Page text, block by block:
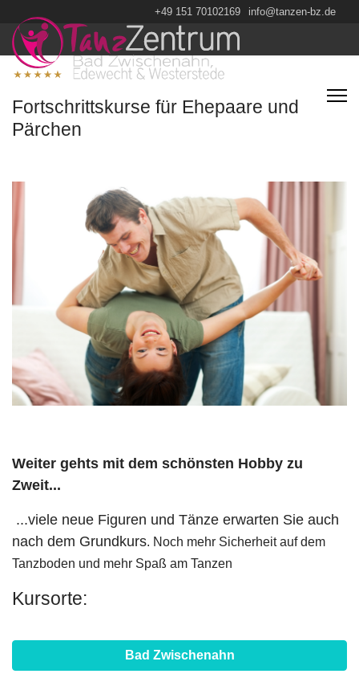
+49 151 70102169 info@tanzen-bz.de
Fortschrittskurse für Ehepaare und
Pärchen
Weiter gehts mit dem schönsten Hobby zu
Zweit...
...viele neue Figuren und Tänze erwarten Sie auch
nach dem Grundkurs. Noch mehr Sicherheit auf dem
Tanzboden und mehr Spaß am Tanzen
Kursorte:
Bad Zwischenahn